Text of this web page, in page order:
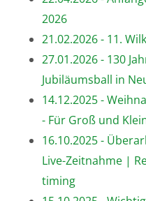
2026
21.02.2026 - 11.
27.01.2026 - 130
Jubiläumsball in
14.12.2025 -
- Für Groß und
16.10.2025 -
Live-Zeitnahme |
timing